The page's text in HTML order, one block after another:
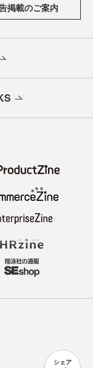
シェア
掲載のご案内